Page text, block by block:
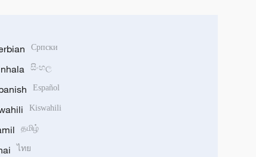
Српски
සිංහල
Español
Kiswahili
தமிழ்
ไทย